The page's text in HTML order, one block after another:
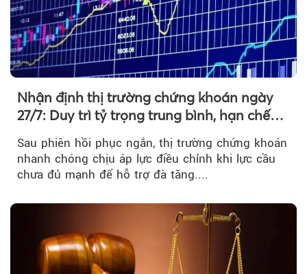
Nhận định thị trường chứng khoán ngày
27/7: Duy trì tỷ trọng trung bình, hạn chế
Sau phiên hồi phục ngắn, thị trường chứng khoán
nhanh chóng chịu áp lực điều chỉnh khi lực cầu
chưa đủ mạnh để hỗ trợ đà tăng....